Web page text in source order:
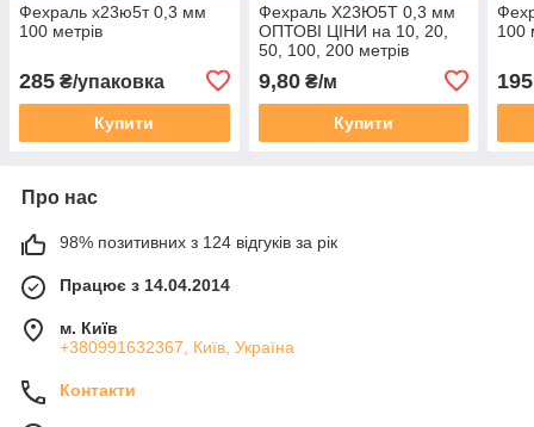
Фехраль х23ю5т 0,3 мм
100 метрів
285 ₴/упаковка
Купити
Фехраль Х23Ю5Т 0,3 мм
ОПТОВІ ЦІНИ на 10, 20,
50, 100, 200 метрів
9,80₴/м
Купити
100
195
Про нас
98% позитивних з 124 відгуків за рік
Працює з 14.04.2014
м. Київ
+380991632367, Київ, Україна
Контакти